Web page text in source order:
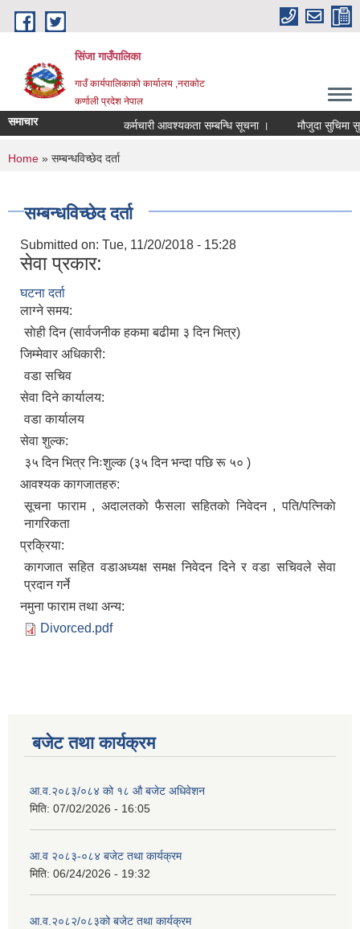
Skip to main content
सिंजा गाउँपालिका
गाउँ कार्यपालिकाको कार्यालय ,नराकोट
कर्णाली प्रदेश नेपाल
समाचार कर्मचारी आवश्यकता सम्बन्धि सूचना । मौजुदा सुचिमा
You are here
Home » सम्बन्धविच्छेद दर्ता
सम्बन्धविच्छेद दर्ता
Submitted on: Tue, 11/20/2018 - 15:28
सेवा प्रकार:
घटना दर्ता
लाग्ने समय:
साेही दिन (सार्वजनीक हकमा बढीमा ३ दिन भित्र)
जिम्मेवार अधिकारी:
वडा सचिव
सेवा दिने कार्यालय:
वडा कार्यालय
सेवा शुल्क:
३५ दिन भित्र निःशुल्क (३५ दिन भन्दा पछि रू ५० )
आवश्यक कागजातहरु:
सूचना फाराम , अदालतकाे फैसला सहितकाे निवेदन , पति/पत्निकाे
नागरिकता
प्रक्रिया:
कागजात सहित वडाअध्यक्ष समक्ष निवेदन दिने र वडा सचिवले सेवा
प्रदान गर्ने
नमुना फाराम तथा अन्य:
Divorced.pdf
बजेट तथा कार्यक्रम
आ.व.२०८३/०८४ को १८ ‍औ बजेट अधिवेशन
मिति: 07/02/2026 - 16:05
आ.व २०८३-०८४ बजेट तथा कार्यक्रम
मिति: 06/24/2026 - 19:32
आ.व.२०८२/०८३को बजेट तथा कार्यक्रम